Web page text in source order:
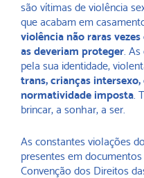
são vítimas de violência
que acabam em
violência não raras
as deveriam proteger. As
pela sua identidade,
trans, crianças
normatividade imposta.
brincar, a sonhar, a ser.
As constantes violações
presentes em
Convenção dos Direitos